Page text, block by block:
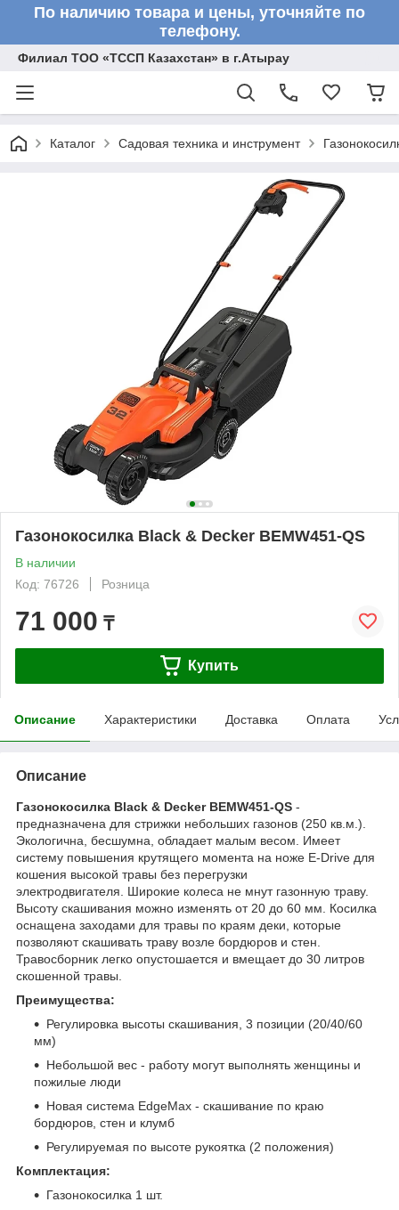
По наличию товара и цены, уточняйте по
телефону.
Филиал ТОО «ТССП Казахстан» в г.Атырау
Каталог Садовая техника и инструмент
Газонокосилка Black & Decker BEMW451-QS
В наличии
Код: 76726
Розница
71 000 ₸
Купить
Описание Характеристики Доставка Оплата
Описание
Газонокосилка Black & Decker BEMW451-QS -
предназначена для стрижки небольших газонов (250 кв.м.).
Экологична, бесшумна, обладает малым весом. Имеет
систему повышения крутящего момента на ноже E-Drive для
кошения высокой травы без перегрузки
электродвигателя. Широкие колеса не мнут газонную траву.
Высоту скашивания можно изменять от 20 до 60 мм. Косилка
оснащена заходами для травы по краям деки, которые
позволяют скашивать траву возле бордюров и стен.
Травосборник легко опустошается и вмещает до 30 литров
скошенной травы.
Преимущества:
Регулировка высоты скашивания, 3 позиции (20/40/60
мм)
Небольшой вес - работу могут выполнять женщины и
пожилые люди
Новая система EdgeMax - скашивание по краю
бордюров, стен и клумб
Регулируемая по высоте рукоятка (2 положения)
Комплектация:
Газонокосилка 1 шт.